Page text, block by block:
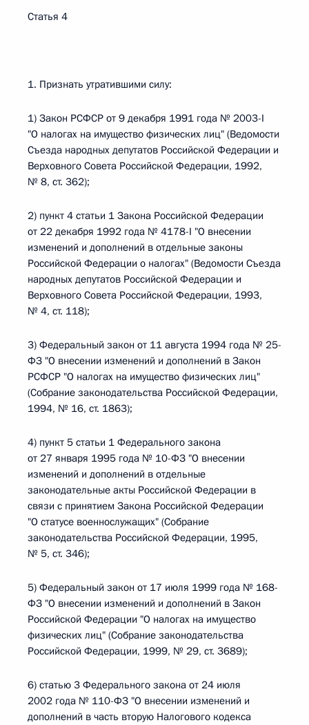
Статья 4
1. Признать утратившими силу:
1) Закон РСФСР от 9 декабря 1991 года № 2003-I
"О налогах на имущество физических лиц" (Ведомости
Съезда народных депутатов Российской Федерации и
Верховного Совета Российской Федерации, 1992,
№ 8, ст. 362);
2) пункт 4 статьи 1 Закона Российской Федерации
от 22 декабря 1992 года № 4178-I "О внесении
изменений и дополнений в отдельные законы
Российской Федерации о налогах" (Ведомости Съезда
народных депутатов Российской Федерации и
Верховного Совета Российской Федерации, 1993,
№ 4, ст. 118);
3) Федеральный закон от 11 августа 1994 года № 25-
ФЗ "О внесении изменений и дополнений в Закон
РСФСР "О налогах на имущество физических лиц"
(Собрание законодательства Российской Федерации,
1994, № 16, ст. 1863);
4) пункт 5 статьи 1 Федерального закона
от 27 января 1995 года № 10-ФЗ "О внесении
изменений и дополнений в отдельные
законодательные акты Российской Федерации в
связи с принятием Закона Российской Федерации
"О статусе военнослужащих" (Собрание
законодательства Российской Федерации, 1995,
№ 5, ст. 346);
5) Федеральный закон от 17 июля 1999 года № 168-
ФЗ "О внесении изменений и дополнений в Закон
Российской Федерации "О налогах на имущество
физических лиц" (Собрание законодательства
Российской Федерации, 1999, № 29, ст. 3689);
6) статью 3 Федерального закона от 24 июля
2002 года № 110-ФЗ "О внесении изменений и
дополнений в часть вторую Налогового кодекса